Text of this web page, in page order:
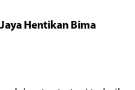
Hentikan Bima